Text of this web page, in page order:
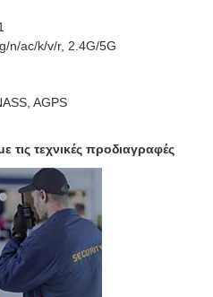
n/ac/k/v/r, 2.4G/5G
AGPS
τις τεχνικές προδιαγραφές